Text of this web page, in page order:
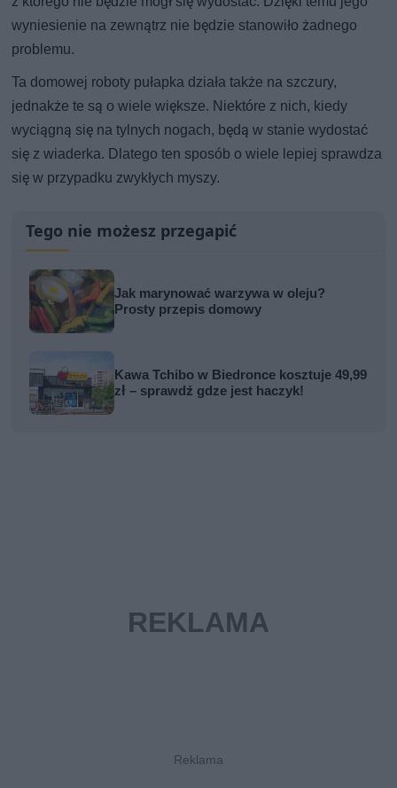
wyniesienie na zewnątrz nie będzie stanowiło żadnego
problemu.
Ta domowej roboty pułapka działa także na szczury,
jednakże te są o wiele większe. Niektóre z nich, kiedy
wyciągną się na tylnych nogach, będą w stanie wydostać
się z wiaderka. Dlatego ten sposób o wiele lepiej sprawdza
się w przypadku zwykłych myszy.
Tego nie możesz przegapić
Jak marynować warzywa w oleju?
Prosty przepis domowy
Kawa Tchibo w Biedronce kosztuje 49,99
zł – sprawdź gdze jest haczyk!